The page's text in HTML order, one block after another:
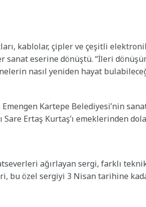
kablolar, çipler ve çeşitli
sanat eserine dönüştü. “İleri
nasıl yeniden hayat
Kartepe Belediyesi’nin
Ertaş Kurtaş’ı emeklerinden
ağırlayan sergi, farklı
bu özel sergiyi 3 Nisan tarihine